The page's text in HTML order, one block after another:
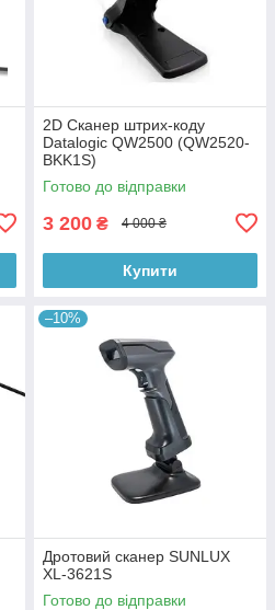
2D Сканер штрих-коду
Datalogic QW2500 (QW2520-
BKK1S)
Готово до відправки
3 200 ₴ 4 000 ₴
Купити
–10%
Дротовий сканер SUNLUX
XL-3621S
Готово до відправки